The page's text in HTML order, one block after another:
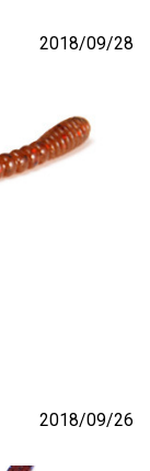
2018/09/28
2018/09/26